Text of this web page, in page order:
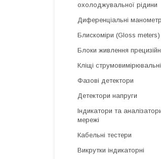
охолоджувальної рідини
Диференціальні
Блискоміри (Gloss meters)
Блоки живлення
Кліщі струмовимірювальні
Фазові детектори
Детектори напруги
Індикатори та
мережі
Кабельні тестери
Викрутки індикаторні